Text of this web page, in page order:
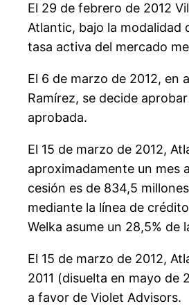
El 29 de febrero de 2012
Atlantic, bajo la modalidad
tasa activa del mercado
El 6 de marzo de 2012, en
Ramírez, se decide
aprobada.
El 15 de marzo de 2012,
aproximadamente un mes
cesión es de 834,5
mediante la línea de
Welka asume un 28,5%
El 15 de marzo de 2012,
2011 (disuelta en mayo de
a favor de Violet Advisors.